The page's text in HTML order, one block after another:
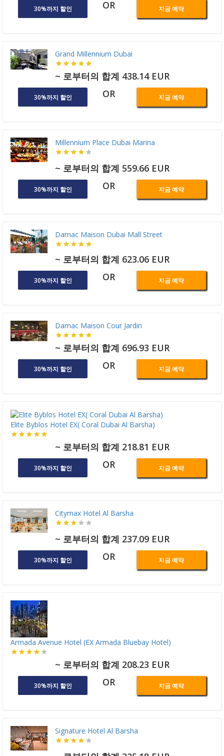
30%까지 할인 OR 지금 예약
Grand Millennium Dubai
~ 로부터의 합계 438.14 EUR
30%까지 할인 OR 지금 예약
Millennium Place Dubai Marina
~ 로부터의 합계 559.66 EUR
30%까지 할인 OR 지금 예약
Damac Maison Dubai Mall Street
~ 로부터의 합계 623.06 EUR
30%까지 할인 OR 지금 예약
Damac Maison Cour Jardin
~ 로부터의 합계 696.93 EUR
30%까지 할인 OR 지금 예약
Elite Byblos Hotel EX( Coral Dubai Al Barsha)
~ 로부터의 합계 218.81 EUR
30%까지 할인 OR 지금 예약
Citymax Hotel Al Barsha
~ 로부터의 합계 237.09 EUR
30%까지 할인 OR 지금 예약
Armada Avenue Hotel (EX Armada Bluebay Hotel)
~ 로부터의 합계 208.23 EUR
30%까지 할인 OR 지금 예약
Signature Hotel Al Barsha